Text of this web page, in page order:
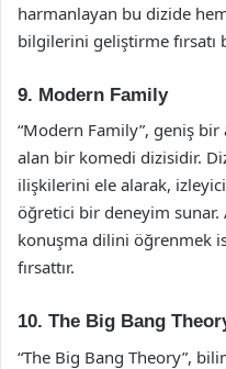
harmanlayan bu dizide
bilgilerini geliştirme fırsatı
9. Modern Family
“Modern Family”, geniş bir
alan bir komedi dizisidir.
ilişkilerini ele alarak,
öğretici bir deneyim
konuşma dilini öğrenmek
fırsattır.
10. The Big Bang
“The Big Bang Theory”,